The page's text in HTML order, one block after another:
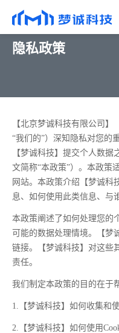
隐私政策
【北京梦诚科技有限公司】
“我们的”）深知隐私对您的
【梦诚科技】提交个人数
文简称“本政策”）。本政策
网站。本政策介绍【梦诚科
息、如何使用此类信息、与
本政策阐述了如何处理您的
可能的数据处理情境。【梦
链接。【梦诚科技】对这些
责任。
我们制定本政策的目的在于
1.【梦诚科技】如何收集和
2.【梦诚科技】如何使用